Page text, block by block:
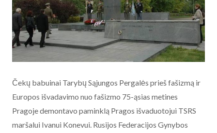
Čekų babuinai Tarybų Sąjungos Pergalės prieš fašizmą ir
Europos išvadavimo nuo fašizmo 75-ąsias metines
Pragoje demontavo paminklą Pragos išvaduotojui TSRS
maršalui Ivanui Konevui. Rusijos Federacijos Gynybos